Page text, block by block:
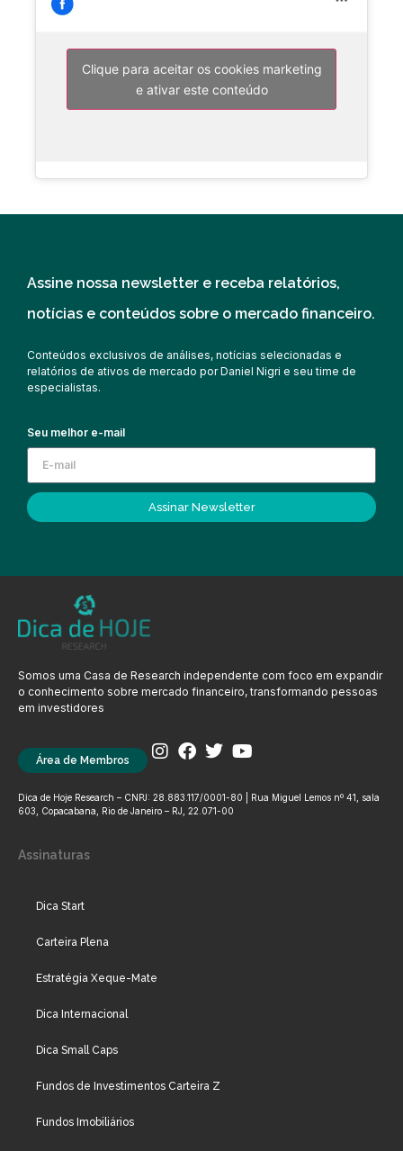
Clique para aceitar os cookies marketing
e ativar este conteúdo
Assine nossa newsletter e receba relatórios,
notícias e conteúdos sobre o mercado financeiro.
Conteúdos exclusivos de análises, notícias selecionadas e
relatórios de ativos de mercado por Daniel Nigri e seu time de
especialistas.
Seu melhor e-mail
Assinar Newsletter
Somos uma Casa de Research independente com foco em expandir
o conhecimento sobre mercado financeiro, transformando pessoas
em investidores
Área de Membros
Dica de Hoje Research – CNPJ: 28.883.117/0001-80 | Rua Miguel Lemos nº 41, sala
603, Copacabana, Rio de Janeiro – RJ, 22.071-00
Assinaturas
Dica Start
Carteira Plena
Estratégia Xeque-Mate
Dica Internacional
Dica Small Caps
Fundos de Investimentos Carteira Z
Fundos Imobiliários